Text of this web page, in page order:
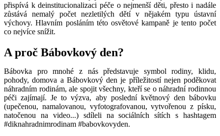
přispívá k deinstitucionalizaci péče o nejmenší děti, přesto i nadále
zůstává nemalý počet nezletilých dětí v nějakém typu ústavní
výchovy. Hlavním posláním této osvětové kampaně je tento počet
co nejvíce snížit.
A proč Bábovkový den?
Bábovka pro mnohé z nás představuje symbol rodiny, klidu,
pohody, domova a Bábovkový den je příležitostí nejen poděkovat
náhradním rodinám, ale spojit všechny, kteří se o náhradní rodinnou
péči zajímají. Je to výzva, aby poslední květnový den bábovku
(upečenou, namalovanou, vyfotografovanou, vytvořenou z písku,
natočenou na video...) sdíleli na sociálních sítích s hashtagem
#diknahradnimrodinam #babovkovyden.